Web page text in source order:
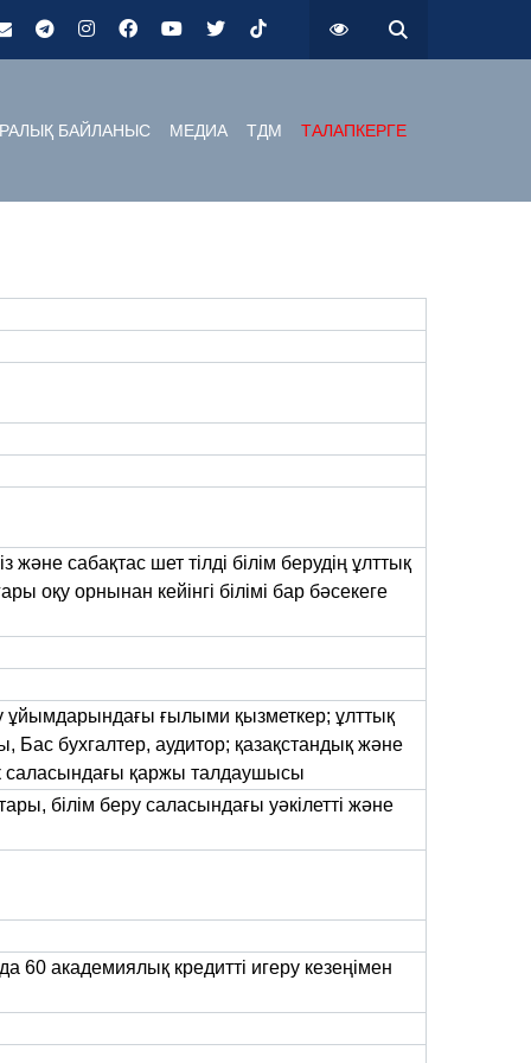
БАЙЛАНЫС МЕДИА ТДМ ТАЛАПКЕРГЕ
және сабақтас шет тілді білім берудің ұлттық
оқу орнынан кейінгі білімі бар бәсекеге
ғылыми қызметкер; ұлттық
бухгалтер, аудитор; қазақстандық және
саласындағы қаржы талдаушысы
білім беру саласындағы уәкілетті және
60 академиялық кредитті игеру кезеңімен